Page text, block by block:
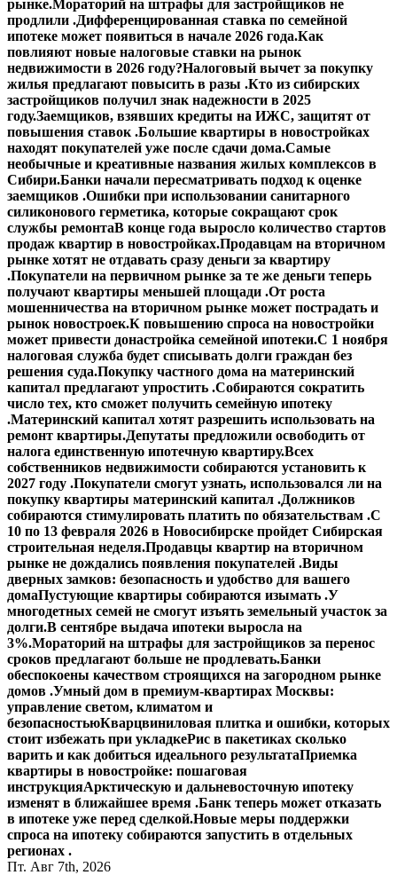
рынке.Мораторий на штрафы для застройщиков не
продлили .Дифференцированная ставка по семейной
ипотеке может появиться в начале 2026 года.Как
повлияют новые налоговые ставки на рынок
недвижимости в 2026 году?Налоговый вычет за покупку
жилья предлагают повысить в разы .Кто из сибирских
застройщиков получил знак надежности в 2025
году.Заемщиков, взявших кредиты на ИЖС, защитят от
повышения ставок .Большие квартиры в новостройках
находят покупателей уже после сдачи дома.Самые
необычные и креативные названия жилых комплексов в
Сибири.Банки начали пересматривать подход к оценке
заемщиков .Ошибки при использовании санитарного
силиконового герметика, которые сокращают срок
службы ремонтаВ конце года выросло количество стартов
продаж квартир в новостройках.Продавцам на вторичном
рынке хотят не отдавать сразу деньги за квартиру
.Покупатели на первичном рынке за те же деньги теперь
получают квартиры меньшей площади .От роста
мошенничества на вторичном рынке может пострадать и
рынок новостроек.К повышению спроса на новостройки
может привести донастройка семейной ипотеки.С 1 ноября
налоговая служба будет списывать долги граждан без
решения суда.Покупку частного дома на материнский
капитал предлагают упростить .Собираются сократить
число тех, кто сможет получить семейную ипотеку
.Материнский капитал хотят разрешить использовать на
ремонт квартиры.Депутаты предложили освободить от
налога единственную ипотечную квартиру.Всех
собственников недвижимости собираются установить к
2027 году .Покупатели смогут узнать, использовался ли на
покупку квартиры материнский капитал .Должников
собираются стимулировать платить по обязательствам .С
10 по 13 февраля 2026 в Новосибирске пройдет Сибирская
строительная неделя.Продавцы квартир на вторичном
рынке не дождались появления покупателей .Виды
дверных замков: безопасность и удобство для вашего
домаПустующие квартиры собираются изымать .У
многодетных семей не смогут изъять земельный участок за
долги.В сентябре выдача ипотеки выросла на
3%.Мораторий на штрафы для застройщиков за перенос
сроков предлагают больше не продлевать.Банки
обеспокоены качеством строящихся на загородном рынке
домов .Умный дом в премиум-квартирах Москвы:
управление светом, климатом и
безопасностьюКварцвиниловая плитка и ошибки, которых
стоит избежать при укладкеРис в пакетиках сколько
варить и как добиться идеального результатаПриемка
квартиры в новостройке: пошаговая
инструкцияАрктическую и дальневосточную ипотеку
изменят в ближайшее время .Банк теперь может отказать
в ипотеке уже перед сделкой.Новые меры поддержки
спроса на ипотеку собираются запустить в отдельных
регионах .
Пт. Авг 7th, 2026